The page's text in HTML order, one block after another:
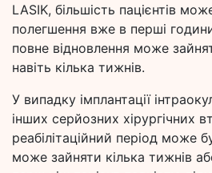
LASIK, більшість пацієнтів
полегшення вже в перші
повне відновлення може
навіть кілька тижнів.
У випадку імплантації
інших серйозних хірургічних
реабілітаційний період може
може зайняти кілька тижнів